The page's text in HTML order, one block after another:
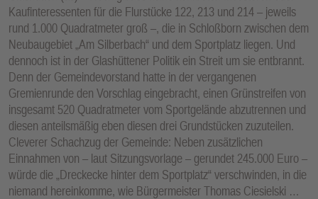
Kaufinteressenten für die Flurstücke 122, 213 und 214 – jeweils
rund 1.000 Quadratmeter groß –, die in Schloßborn zwischen dem
Neubaugebiet „Am Silberbach“ und dem Sportplatz liegen. Und
dennoch ist in der Glashüttener Politik ein Streit um sie entbrannt.
Denn der Gemeindevorstand hatte in der vergangenen
Gremienrunde den Vorschlag eingebracht, einen Grünstreifen von
insgesamt 520 Quadratmeter vom Sportgelände abzutrennen und
diesen anteilsmäßig eben diesen drei Grundstücken zuzuteilen.
Cleverer Schachzug der Gemeinde: Neben zusätzlichen
Einnahmen von – laut Sitzungsvorlage – gerundet 245.000 Euro –
würde die „Dreckecke hinter dem Sportplatz“ verschwinden, in die
niemand hereinkomme, wie Bürgermeister Thomas Ciesielski …
U
N
K
TI
O
N
E
N